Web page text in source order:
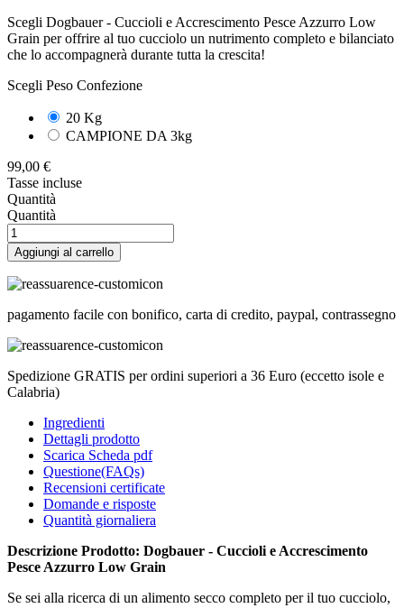
Scegli Dogbauer - Cuccioli e Accrescimento Pesce Azzurro Low
Grain per offrire al tuo cucciolo un nutrimento completo e bilanciato
che lo accompagnerà durante tutta la crescita!
Scegli Peso Confezione
20 Kg
CAMPIONE DA 3kg
99,00 €
Tasse incluse
Quantità
Quantità
Aggiungi al carrello
pagamento facile con bonifico, carta di credito, paypal, contrassegno
Spedizione GRATIS per ordini superiori a 36 Euro (eccetto isole e
Calabria)
Ingredienti
Dettagli prodotto
Scarica Scheda pdf
Questione(FAQs)
Recensioni certificate
Domande e risposte
Quantità giornaliera
Descrizione Prodotto: Dogbauer - Cuccioli e Accrescimento
Pesce Azzurro Low Grain
Se sei alla ricerca di un alimento secco completo per il tuo cucciolo,